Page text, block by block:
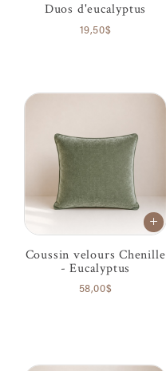
Duos d'eucalyptus
19,50$
Coussin velours Chenille
- Eucalyptus
58,00$